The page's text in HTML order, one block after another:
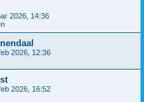
2026, 14:36
2026, 12:36
2026, 16:52